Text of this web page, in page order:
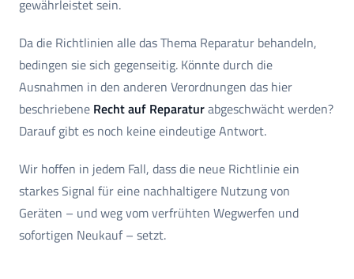
gewährleistet sein.
Da die Richtlinien alle das Thema Reparatur behandeln,
bedingen sie sich gegenseitig. Könnte durch die
Ausnahmen in den anderen Verordnungen das hier
beschriebene Recht auf Reparaturabgeschwächt werden?
Darauf gibt es noch keine eindeutige Antwort.
Wir hoffen in jedem Fall, dass die neue Richtlinie ein
starkes Signal für eine nachhaltigere Nutzung von
Geräten – und weg vom verfrühten Wegwerfen und
sofortigen Neukauf – setzt.